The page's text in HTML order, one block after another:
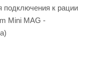
подключения к рации
Mini MAG -